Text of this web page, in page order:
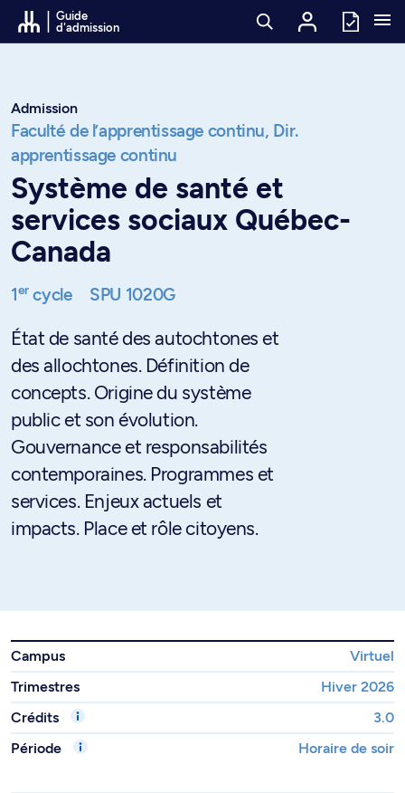
Passer au contenu
Guide
d'admission
Admission
Faculté de l’apprentissage continu, Dir.
apprentissage continu
Système de santé et
services sociaux Québec-
Canada
1ercycle SPU 1020G
État de santé des autochtones et
des allochtones. Définition de
concepts. Origine du système
public et son évolution.
Gouvernance et responsabilités
contemporaines. Programmes et
services. Enjeux actuels et
impacts. Place et rôle citoyens.
Campus
Virtuel
Trimestres
Hiver 2026
Crédits
3.0
Période
Horaire de soir